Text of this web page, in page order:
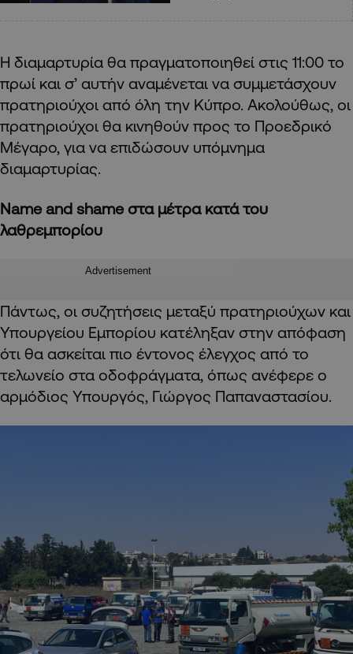
Η διαμαρτυρία θα πραγματοποιηθεί στις 11:00 το
πρωί και σ’ αυτήν αναμένεται να συμμετάσχουν
πρατηριούχοι από όλη την Κύπρο. Ακολούθως, οι
πρατηριούχοι θα κινηθούν προς το Προεδρικό
Μέγαρο, για να επιδώσουν υπόμνημα
διαμαρτυρίας.
Name and shame στα μέτρα κατά του
λαθρεμπορίου
Advertisement
Πάντως, οι συζητήσεις μεταξύ πρατηριούχων και
Υπουργείου Εμπορίου κατέληξαν στην απόφαση
ότι θα ασκείται πιο έντονος έλεγχος από το
τελωνείο στα οδοφράγματα, όπως ανέφερε ο
αρμόδιος Υπουργός, Γιώργος Παπαναστασίου.